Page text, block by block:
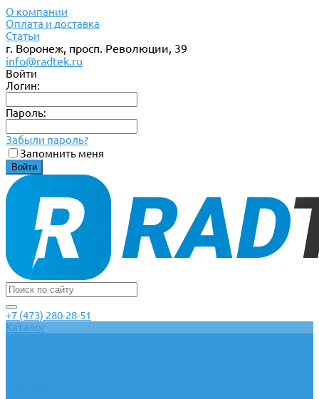
О компании
Оплата и доставка
Статьи
г. Воронеж, просп. Революции, 39
info@radtek.ru
Войти
Логин:
Пароль:
Забыли пароль?
Запомнить меня
+7 (473) 280-28-51
Каталог